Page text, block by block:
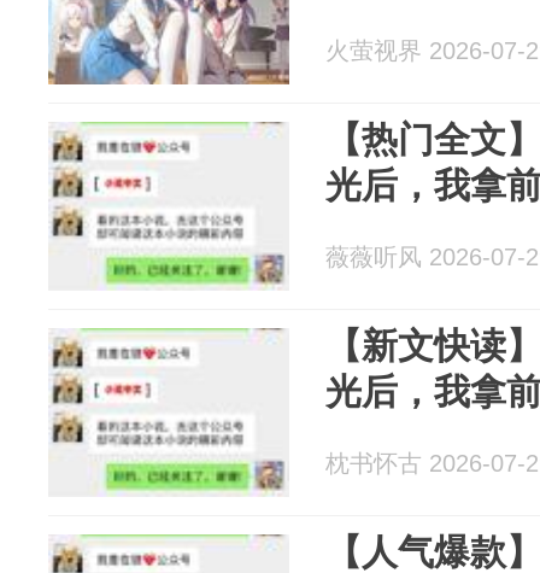
火萤视界 2026-07-
【热门全文
光后，我拿
薇薇听风 2026-07-
【新文快读
光后，我拿
枕书怀古 2026-07-
【人气爆款